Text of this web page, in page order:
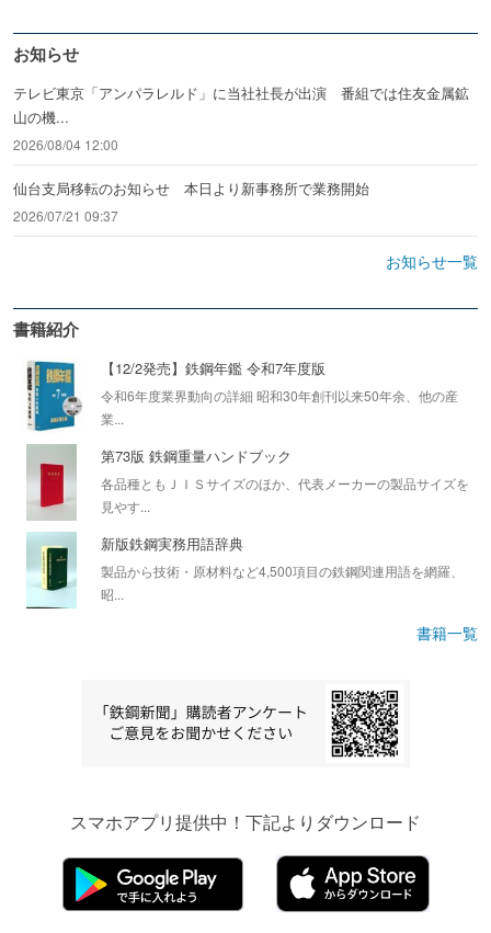
お知らせ
テレビ東京「アンパラレルド」に当社社長が出演 番組では住友金属鉱
山の機...
2026/08/04 12:00
仙台支局移転のお知らせ 本日より新事務所で業務開始
2026/07/21 09:37
お知らせ一覧
書籍紹介
【12/2発売】鉄鋼年鑑 令和7年度版
令和6年度業界動向の詳細 昭和30年創刊以来50年余、他の産
業...
第73版 鉄鋼重量ハンドブック
各品種ともＪＩＳサイズのほか、代表メーカーの製品サイズを
見やす...
新版鉄鋼実務用語辞典
製品から技術・原材料など4,500項目の鉄鋼関連用語を網羅、
昭...
書籍一覧
スマホアプリ提供中！下記よりダウンロード